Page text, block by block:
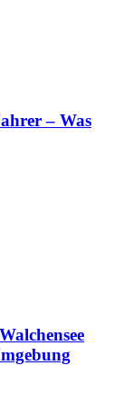
– Was